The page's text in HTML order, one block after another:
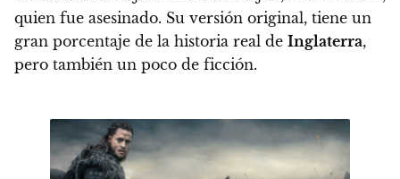
quien fue asesinado. Su versión original, tiene un
gran porcentaje de la historia real de Inglaterra,
pero también un poco de ficción.